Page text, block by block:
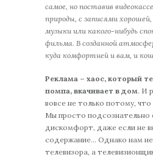
самое, но поставив
природы, с записями хорошей,
музыки или какого-нибудь
фильма. В созданной
куда комфортней и вам, и
Реклама – хаос, который
помпа, вкачивает в дом. И
вовсе не только потому,
Мы просто
дискомфорт, даже если не
содержание… Однако нам не
телевизора, а